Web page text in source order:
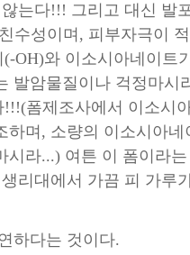
는다!!! 그리고 대신 발
수성이며, 피부자극이
OH)와 이소시아네이트
발암물질이나 걱정마시
폼제조사에서 이소시
하며, 소량의 이소시아
시라...) 여튼 이 폼이라
리대에서 가끔 피 가루
하다는 것이다.